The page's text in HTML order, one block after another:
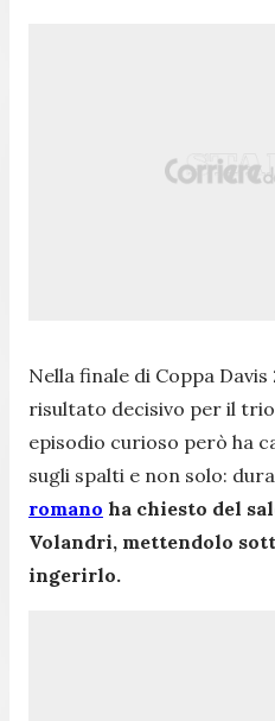
Nella finale di Coppa Davis
risultato decisivo per il
episodio curioso però ha
sugli spalti e non solo:
romano ha chiesto del
Volandri, mettendolo
ingerirlo.